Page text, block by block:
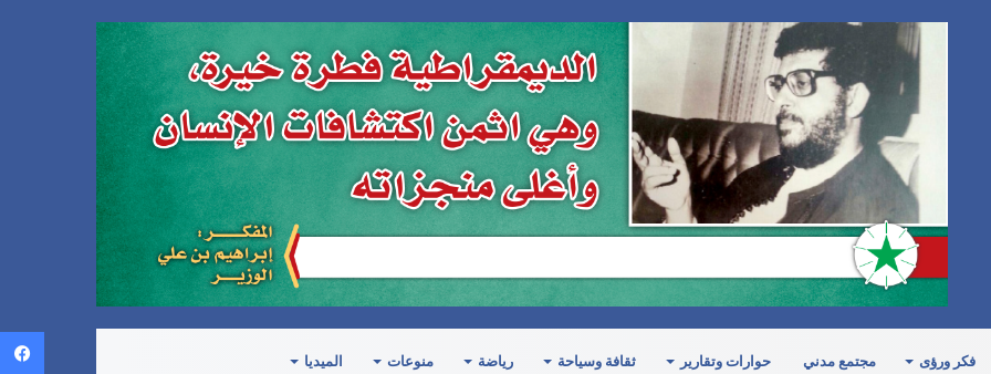
فكر ورؤى مجتمع مدني حوارات وتقارير ثقافة وسياحة رياضة منوعات الميديا